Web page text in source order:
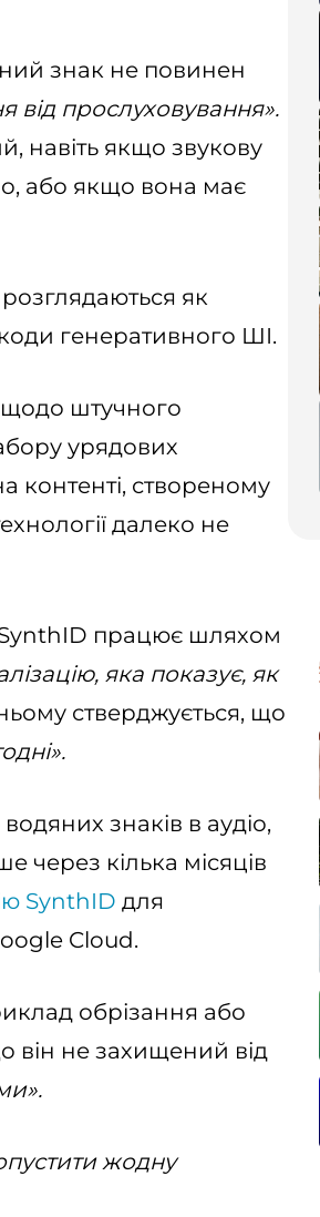
знак не повинен
від прослуховування».
навіть якщо звукову
або якщо вона має
як
генеративного ШІ.
штучного
урядових
контенті, створеному
далеко не
SynthID працює шляхом
яка показує, як
стверджується, що
знаків в аудіо,
через кілька місяців
SynthID для
Cloud.
обрізання або
він не захищений від
жодну